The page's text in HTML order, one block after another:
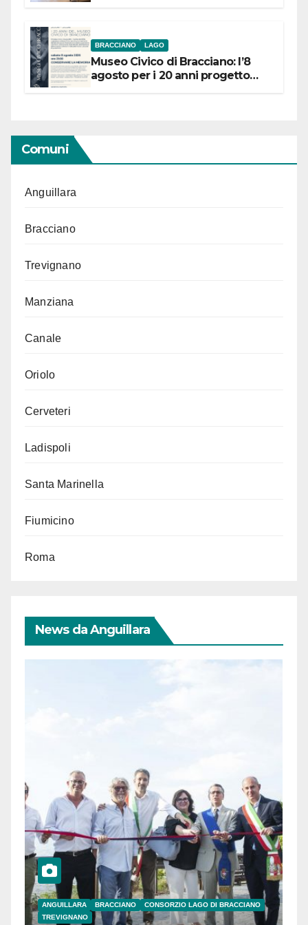
BRACCIANO LAGO
Museo Civico di Bracciano: l’8
agosto per i 20 anni progetto
Comuni
Anguillara
Bracciano
Trevignano
Manziana
Canale
Oriolo
Cerveteri
Ladispoli
Santa Marinella
Fiumicino
Roma
News da Anguillara
ANGUILLARA BRACCIANO
CONSORZIO LAGO DI BRACCIANO
TREVIGNANO